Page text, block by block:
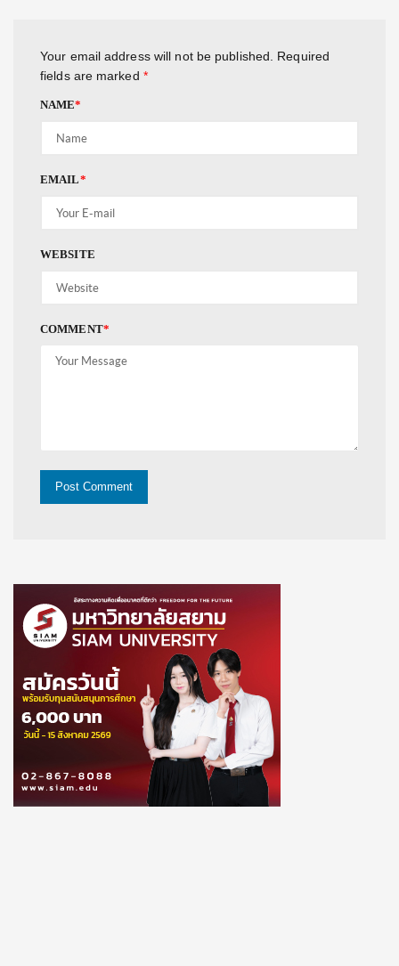
Your email address will not be published.
Required
fields are marked *
NAME*
EMAIL*
WEBSITE
COMMENT*